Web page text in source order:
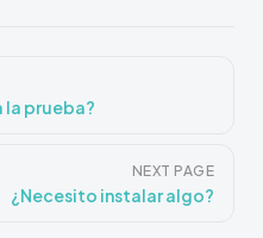
la prueba?
NEXT PAGE
¿Necesito instalar algo?